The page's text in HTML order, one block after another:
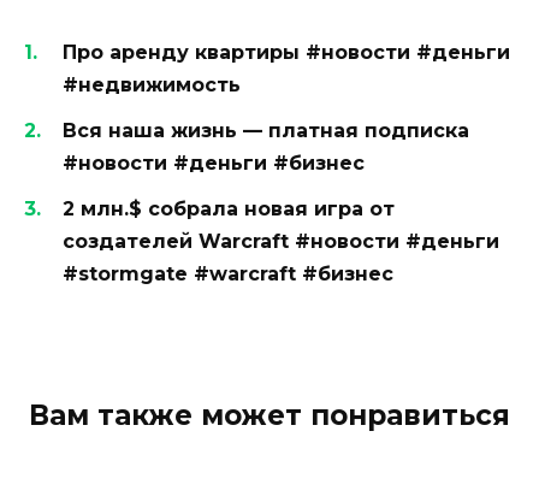
Про аренду квартиры #новости #деньги
#недвижимость
Вся наша жизнь — платная подписка
#новости #деньги #бизнес
2 млн.$ собрала новая игра от
создателей Warcraft #новости #деньги
#stormgate #warcraft #бизнес
Вам также может понравиться